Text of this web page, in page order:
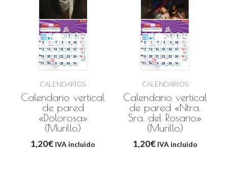
CALENDARIOS
Calendario vertical
de pared
«Dolorosa»
(Murillo)
1,20€ IVA incluido
CALENDARIOS
Calendario vertical
de pared «Ntra.
Sra. del Rosario»
(Murillo)
1,20€ IVA incluido